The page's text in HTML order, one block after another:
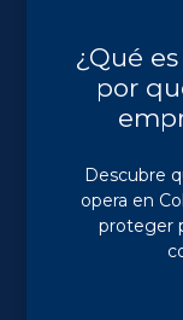
¿Qué
por
Descubre
opera en
proteger